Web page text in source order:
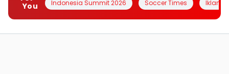
You
Indonesia Summit 2026 Soccer Times Iklanin